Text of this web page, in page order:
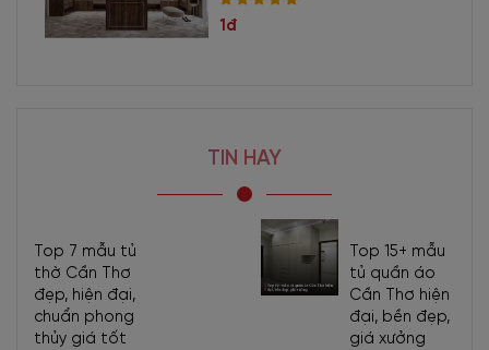
1đ
TIN HAY
Top 7 mẫu tủ
thờ Cần Thơ
đẹp, hiện đại,
chuẩn phong
thủy giá tốt
Top 15+ mẫu
tủ quần áo
Cần Thơ hiện
đại, bền đẹp,
giá xưởng